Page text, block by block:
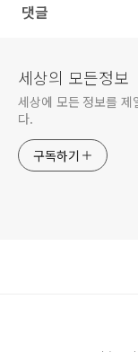
댓글
세상의 모든정보
세상에 모든 정보를 제
다.
구독하기